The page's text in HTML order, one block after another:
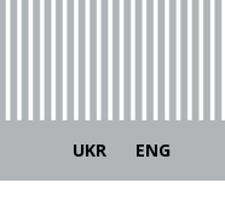
UKR ENG